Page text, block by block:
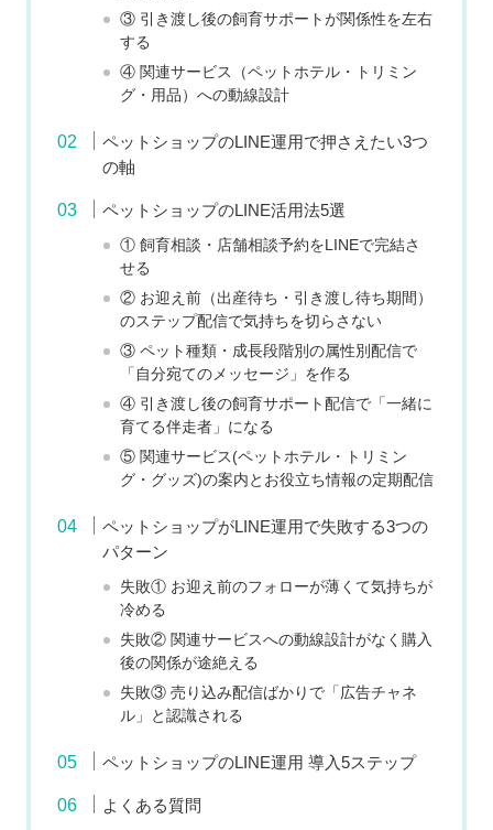
③ 引き渡し後の飼育サポートが関係性を左右
する
④ 関連サービス（ペットホテル・トリミン
グ・用品）への動線設計
ペットショップのLINE運用で押さえたい3つ
の軸
ペットショップのLINE活用法5選
① 飼育相談・店舗相談予約をLINEで完結さ
せる
② お迎え前（出産待ち・引き渡し待ち期間）
のステップ配信で気持ちを切らさない
③ ペット種類・成長段階別の属性別配信で
「自分宛てのメッセージ」を作る
④ 引き渡し後の飼育サポート配信で「一緒に
育てる伴走者」になる
⑤ 関連サービス(ペットホテル・トリミン
グ・グッズ)の案内とお役立ち情報の定期配信
ペットショップがLINE運用で失敗する3つの
パターン
失敗① お迎え前のフォローが薄くて気持ちが
冷める
失敗② 関連サービスへの動線設計がなく購入
後の関係が途絶える
失敗③ 売り込み配信ばかりで「広告チャネ
ル」と認識される
ペットショップのLINE運用 導入5ステップ
よくある質問